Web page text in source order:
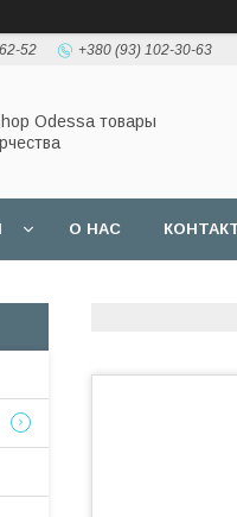
52 +380 (93) 102-30-63
Odessa товары
О НАС